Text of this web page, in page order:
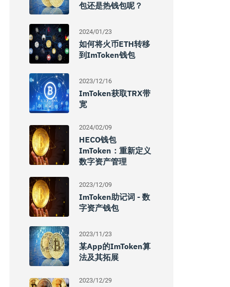
包还是热钱包呢？
2024/01/23
如何将火币ETH转移
到imToken钱包
2023/12/16
ImToken获取TRX带
宽
2024/02/09
HECO钱包
ImToken：重新定义
数字资产管理
2023/12/09
ImToken助记词 - 数
字资产钱包
2023/11/23
某App的imToken算
法及其拓展
2023/12/29